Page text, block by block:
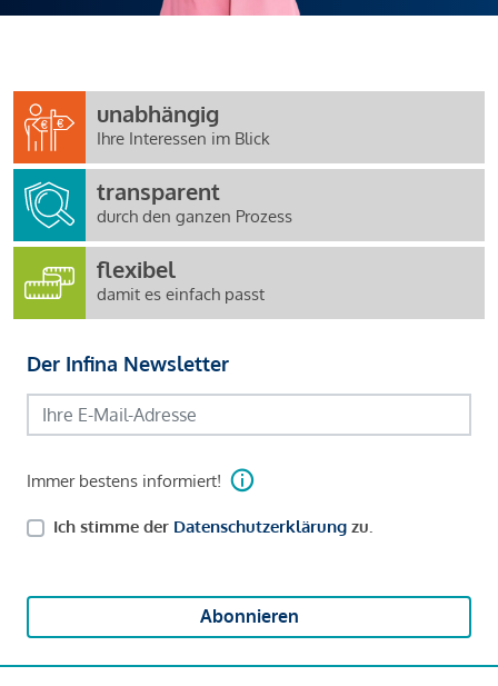
unabhängig
Ihre Interessen im Blick
transparent
durch den ganzen Prozess
flexibel
damit es einfach passt
Der Infina Newsletter
Immer bestens informiert!
Ich stimme der Datenschutzerklärung zu.
Abonnieren